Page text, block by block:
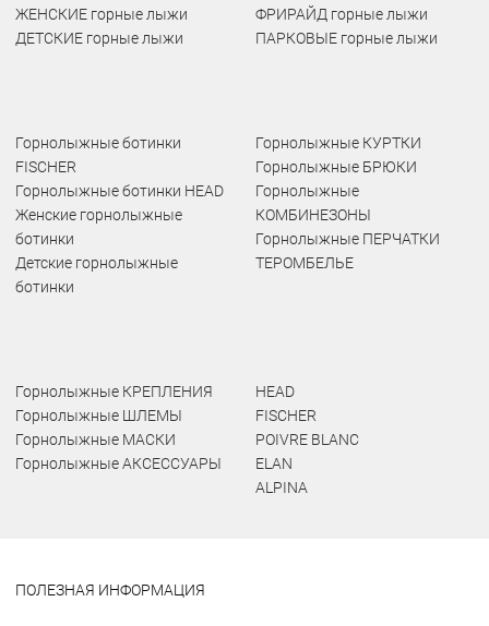
ЖЕНСКИЕ горные лыжи
ДЕТСКИЕ горные лыжи
ФРИРАЙД горные лыжи
ПАРКОВЫЕ горные лыжи
Горнолыжные ботинки
FISCHER
Горнолыжные ботинки HEAD
Женские горнолыжные
ботинки
Детские горнолыжные
ботинки
Горнолыжные КУРТКИ
Горнолыжные БРЮКИ
Горнолыжные
КОМБИНЕЗОНЫ
Горнолыжные ПЕРЧАТКИ
ТЕРОМБЕЛЬЕ
Горнолыжные КРЕПЛЕНИЯ
Горнолыжные ШЛЕМЫ
Горнолыжные МАСКИ
Горнолыжные АКСЕССУАРЫ
HEAD
FISCHER
POIVRE BLANC
ELAN
ALPINA
ПОЛЕЗНАЯ ИНФОРМАЦИЯ